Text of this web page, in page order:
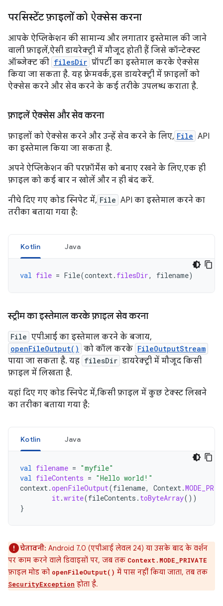
परसिस्टेंट फ़ाइलों को ऐक्सेस करना
आपके ऐप्लिकेशन की सामान्य और लगातार इस्तेमाल की जाने
वाली फ़ाइलें, ऐसी डायरेक्ट्री में मौजूद होती हैं जिसे कॉन्टेक्स्ट
ऑब्जेक्ट की filesDir प्रॉपर्टी का इस्तेमाल करके ऐक्सेस
किया जा सकता है. यह फ़्रेमवर्क, इस डायरेक्ट्री में फ़ाइलों को
ऐक्सेस करने और सेव करने के कई तरीके उपलब्ध कराता है.
फ़ाइलें ऐक्सेस और सेव करना
फ़ाइलों को ऐक्सेस करने और उन्हें सेव करने के लिए, File API
का इस्तेमाल किया जा सकता है.
अपने ऐप्लिकेशन की परफ़ॉर्मेंस को बनाए रखने के लिए, एक ही
फ़ाइल को कई बार न खोलें और न ही बंद करें.
नीचे दिए गए कोड स्निपेट में, File API का इस्तेमाल करने का
तरीका बताया गया है:
Kotlin Java
val file = File(context. filesDir, filename)
स्ट्रीम का इस्तेमाल करके फ़ाइल सेव करना
File एपीआई का इस्तेमाल करने के बजाय,
openFileOutput() को कॉल करके FileOutputStream
पाया जा सकता है. यह filesDir डायरेक्ट्री में मौजूद किसी
फ़ाइल में लिखता है.
यहां दिए गए कोड स्निपेट में, किसी फ़ाइल में कुछ टेक्स्ट लिखने
का तरीका बताया गया है:
Kotlin Java
val filename = "myfile"
val fileContents = "Hello world!"
context.openFileOutput(filename, Context.
it.write(fileContents . toByteArray())
}
चेतावनी: Android 7.0 (एपीआई लेवल 24) या उसके बाद के वर्शन
पर काम करने वाले डिवाइसों पर, जब तक Context.MODE_PRIVATE
फ़ाइल मोड को openFileOutput() में पास नहीं किया जाता, तब तक
SecurityException होता है.